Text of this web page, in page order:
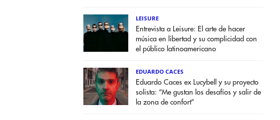
LEISURE
Entrevista a Leisure: El arte de hacer
música en libertad y su complicidad con
el público latinoamericano
EDUARDO CACES
Eduardo Caces ex Lucybell y su proyecto
solista: “Me gustan los desafíos y salir de
la zona de confort”